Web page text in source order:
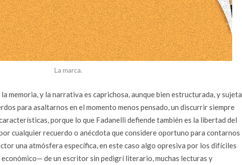
La marca.
memoria, y la narrativa es caprichosa, aunque bien estructurada, y sujeta
para asaltarnos en el momento menos pensado, un discurrir siempre
porque lo que Fadanelli defiende también es la libertad del
cualquier recuerdo o anécdota que considere oportuno para contarnos
una atmósfera específica, en este caso algo opresiva por los difíciles
de un escritor sin pedigrí literario, muchas lecturas y